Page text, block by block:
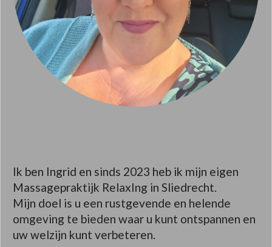
Ik ben Ingrid en sinds 2023 heb ik mijn eigen
Massagepraktijk RelaxIng in Sliedrecht.
Mijn doel is u een rustgevende en helende
omgeving te bieden waar u kunt ontspannen en
uw welzijn kunt verbeteren.